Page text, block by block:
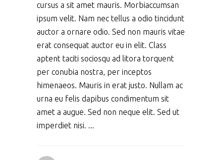
cursus a sit amet mauris. Morbiaccumsan
ipsum velit. Nam nec tellus a odio tincidunt
auctor a ornare odio. Sed non mauris vitae
erat consequat auctor eu in elit. Class
aptent taciti sociosqu ad litora torquent
per conubia nostra, per inceptos
himenaeos. Mauris in erat justo. Nullam ac
urna eu felis dapibus condimentum sit
amet a augue. Sed non neque elit. Sed ut
imperdiet nisi.